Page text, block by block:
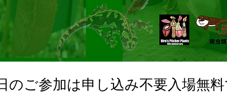
のご参加は申し込み不要入場無